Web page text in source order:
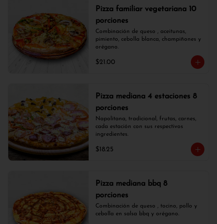
Pizza familiar vegetariana 10
porciones
Combinación de queso , aceitunas,
pimiento, cebolla blanca, champiñones y
orégano.
$21.00
Pizza mediana 4 estaciones 8
porciones
Napolitana, tradicional, frutas, carnes,
cada estación con sus respectivos
ingredientes.
$18.25
Pizza mediana bbq 8
porciones
Combinación de queso , tocino, pollo y
cebolla en salsa bbq y orégano.